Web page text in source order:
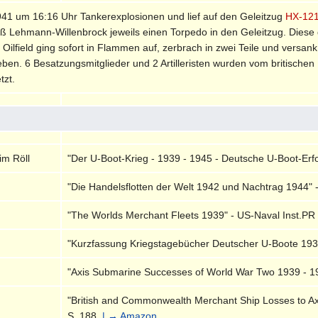
um 16:16 Uhr Tankerexplosionen und lief auf den Geleitzug HX-
Lehmann-Willenbrock jeweils einen Torpedo in den Geleitzug.
ging sofort in Flammen auf, zerbrach in zwei Teile und
6 Besatzungsmitglieder und 2 Artilleristen wurden vom
Röll "Der U-Boot-Krieg - 1939 - 1945 - Deutsche U-Boot-
"Die Handelsflotten der Welt 1942 und Nachtrag
"The Worlds Merchant Fleets 1939" - US-Naval
"Kurzfassung Kriegstagebücher Deutscher U-Boote
"Axis Submarine Successes of World War Two 1939 -
"British and Commonwealth Merchant Ship Losses to